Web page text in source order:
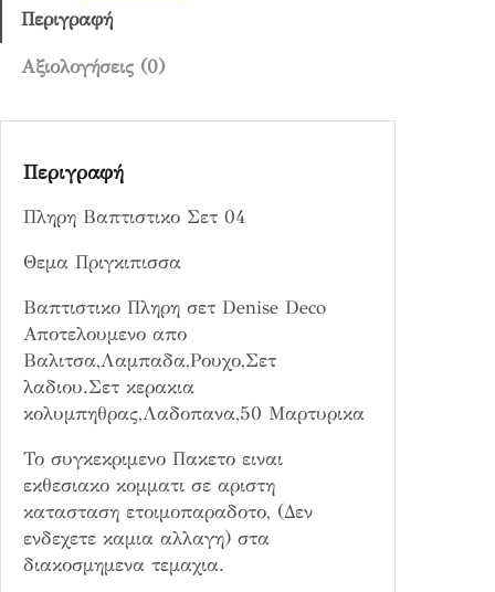
κ
ε
Περιγραφή
Αξιολογήσεις (0)
Περιγραφή
Πληρη Βαπτιστικο Σετ 04
Θεμα Πριγκιπισσα
Βαπτιστικο Πληρη σετ Denise Deco
Αποτελουμενο απο
Βαλιτσα,Λαμπαδα,Ρουχο,Σετ
λαδιου.Σετ κερακια
κολυμπηθρας,Λαδοπανα,50 Μαρτυρικα
Το συγκεκριμενο Πακετο ειναι
εκθεσιακο κομματι σε αριστη
κατασταση ετοιμοπαραδοτο, (Δεν
ενδεχετε καμια αλλαγη) στα
διακοσμημενα τεμαχια.